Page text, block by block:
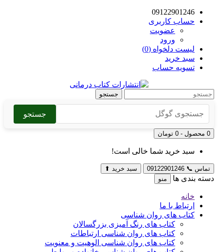
09122901246
حساب کاربری
عضویت
ورود
لیست دلخواه (0)
سبد خرید
تسویه حساب
جستجو
جستجو
0 محصول - 0 تومان
سبد خرید شما خالی است!
تماس 📞
09122901246 سبد خرید ⬆
دسته بندی ها منو
خانه
ارتباط با ما
کتاب های روان شناسی
کتاب های رنگ آمیزی بزرگسالان
کتاب های روان شناسی ارتباطات
کتاب های روان شناسی الوهیت و معنویت